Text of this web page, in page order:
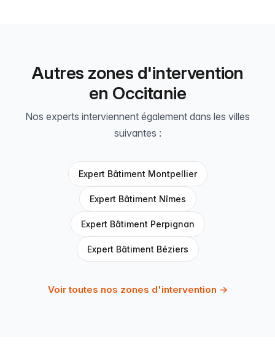
Autres zones d'intervention
en Occitanie
Nos experts interviennent également dans les villes
suivantes :
Expert Bâtiment Montpellier
Expert Bâtiment Nîmes
Expert Bâtiment Perpignan
Expert Bâtiment Béziers
Voir toutes nos zones d'intervention →